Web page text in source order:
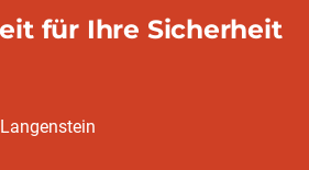
für Ihre Sicherheit